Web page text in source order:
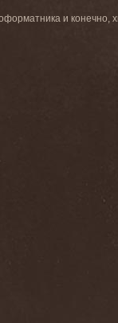
и конечно,